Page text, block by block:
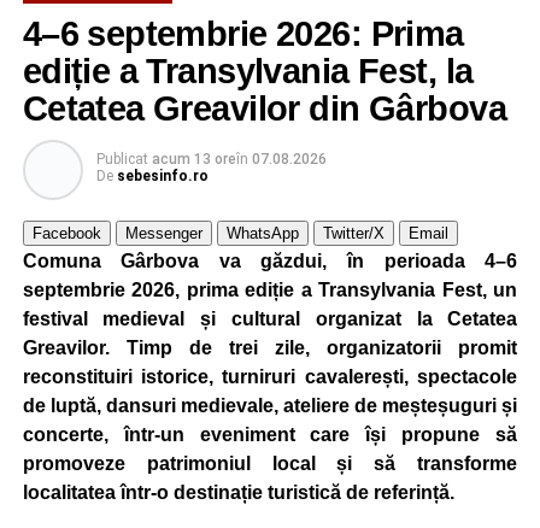
4–6 septembrie 2026: Prima
ediție a Transylvania Fest, la
Cetatea Greavilor din Gârbova
Publicat acum 13 oreîn 07.08.2026
De sebesinfo.ro
Facebook Messenger WhatsApp Twitter/X Email
Comuna Gârbova va găzdui, în perioada 4–6
septembrie 2026, prima ediție a Transylvania Fest, un
festival medieval și cultural organizat la Cetatea
Greavilor. Timp de trei zile, organizatorii promit
reconstituiri istorice, turniruri cavalerești, spectacole
de luptă, dansuri medievale, ateliere de meșteșuguri și
concerte, într-un eveniment care își propune să
promoveze patrimoniul local și să transforme
localitatea într-o destinație turistică de referință.